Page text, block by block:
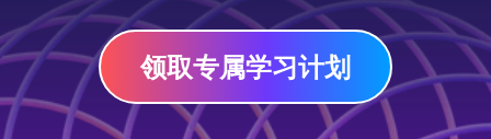
领取专属学习计划